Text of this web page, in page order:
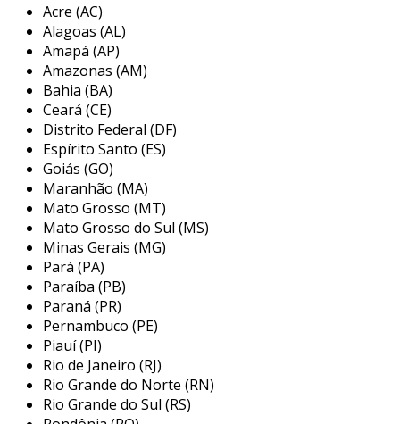
ajuda a evitar compras desnecessárias e focar
no que realmente importa.
componentes comuns
em geral, os componentes eletrônicos podem
ser classificados em várias categorias, incluindo:
resistores:
corrente elétrica.
capacitores: armazenam carga elétrica e
são essenciais em circuitos de filtragem.
transistores:
interruptores ou amplificadores.
microcontroladores:
projetos, oferecendo controle e
automação.
fontes de compra
Acre (AC)
Alagoas (AL)
Amapá (AP)
Amazonas (AM)
Bahia (BA)
Ceará (CE)
Distrito Federal (DF)
Espírito Santo (ES)
Goiás (GO)
Maranhão (MA)
Mato Grosso (MT)
Mato Grosso do Sul (MS)
Minas Gerais (MG)
Pará (PA)
Paraíba (PB)
Paraná (PR)
Pernambuco (PE)
Piauí (PI)
Rio de Janeiro (RJ)
Rio Grande do Norte (RN)
Rio Grande do Sul (RS)